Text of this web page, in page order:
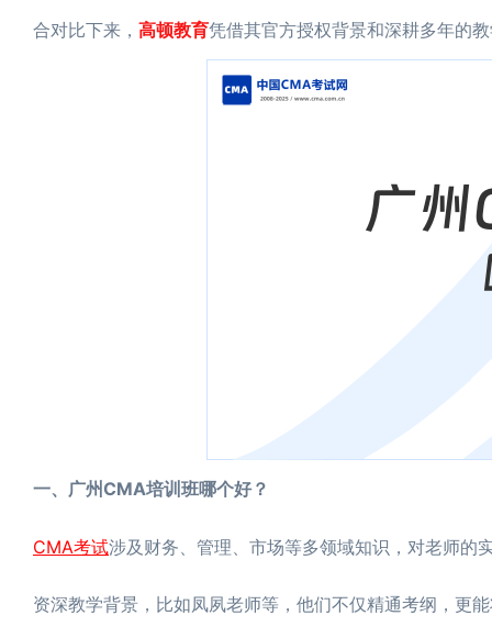
合对比下来， 高顿教育凭借其官方授权背景和深耕多年的
一、广州CMA培训班哪个好？
CMA考试涉及财务、管理、市场等多领域知识，对老师的
资深教学背景，比如凤夙老师等，他们不仅精通考纲，更